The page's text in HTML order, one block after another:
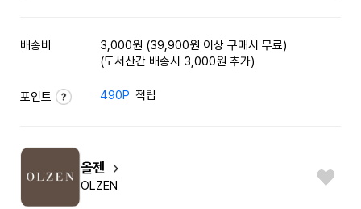
배송비
3,000원 (39,900원 이상 구매시 무료)
(도서산간 배송시 3,000원 추가)
포인트 490P 적립
올젠
OLZEN